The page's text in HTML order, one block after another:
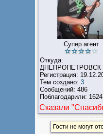
Супер агент
Откуда:
ДНЕПРОПЕТРОВСК
Регистрация:
Тем создано: 3
Сообщений: 486
Поблагодарили:
Сказали
Гости не могут